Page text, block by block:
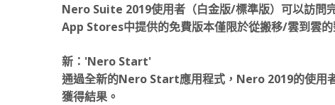
Nero Suite 2019使用者（白金版/標準版）可以訪問
App Stores中提供的免費版本僅限於從搬移/雲到雲的
新：'Nero Start'
通過全新的Nero Start應用程式，Nero 2019的使用
獲得結果。